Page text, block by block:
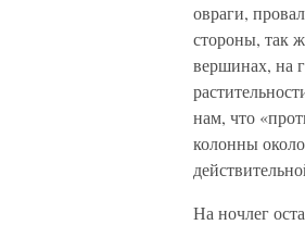
овраги,
стороны, так
вершинах, на
нам, что
колонны
На ночлег